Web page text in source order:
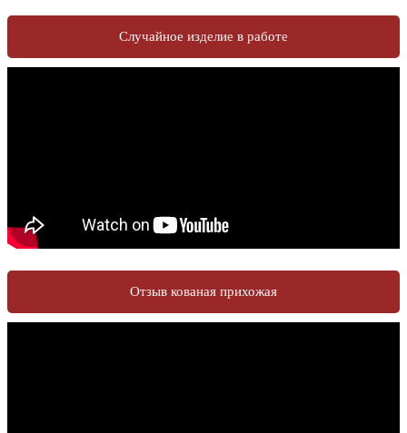
Случайное изделие в работе
Отзыв кованая прихожая